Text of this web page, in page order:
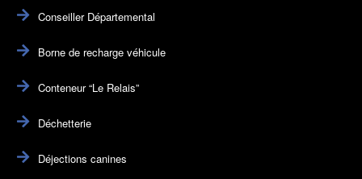
Conseiller Départemental
Borne de recharge véhicule
Conteneur “Le Relais”
Déchetterie
Déjections canines